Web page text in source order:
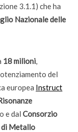
3.1.1) che ha
Nazionale delle
18 milioni,
del
europea Instruct
e dal Consorzio
di Metallo